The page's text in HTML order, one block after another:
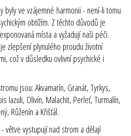
byly ve vzájemné harmonii - není-li tomu
obtížím. Z těchto důvodů je
místa a vyžadují naši péči.
zlepšení plynulého proudu životní
což v důsledku ovlivní psychické i
jsou: Akvamarín, Granát, Tyrkys,
lazuli, Olivín, Malachit, Perleť, Turmalín,
Růženín a Křišťál.
- větve vystupují nad strom a dělají